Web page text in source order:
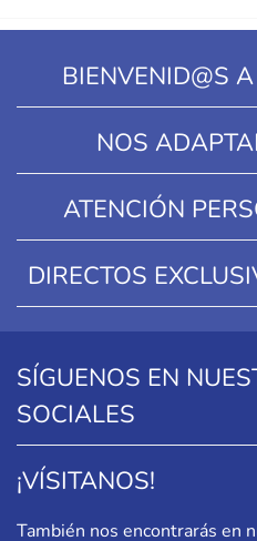
BIENVENID@S
NOS
ATENCIÓN
DIRECTOS
SÍGUENOS EN
SOCIALES
¡VÍSITANOS!
También nos encontrarás en